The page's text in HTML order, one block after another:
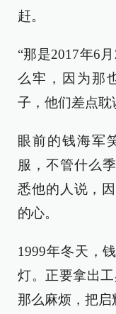
赶。
“那是2017年6
么牢，因为那
子，他们差点耽
眼前的钱海军
服，不管什么
悉他的人说，
的心。
1999年冬天，
灯。正要拿出
那么麻烦，把启